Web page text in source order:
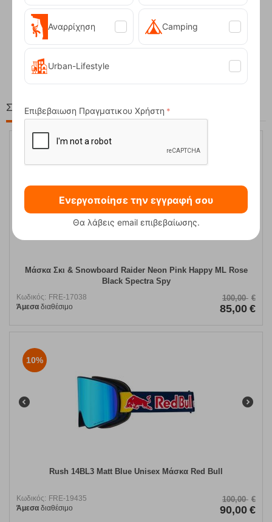
Compact Ocean Blue Τηλεσκοπικά Μπατόν Πεζ...
Στη ίδια Τιμή!
Μάσκα Σκι & Snowboard Raider Neon Pink Happy ML Rose
Black Spectra Spy
Κωδικός: FRE-17038
Άμεσα διαθέσιμο
100,00 €
85,00 €
10%
Rush 14BL3 Matt Blue Unisex Μάσκα Red Bull
Κωδικός: FRE-19435
Άμεσα διαθέσιμο
100,00 €
90,00 €
Αναρρίχηση Camping
Urban-Lifestyle
Επιβεβαιωση Πραγματικου Χρήστη
Ενεργοποίησε την εγγραφή σου
Θα λάβεις email επιβεβαίωσης.